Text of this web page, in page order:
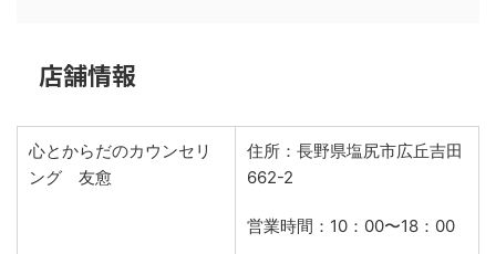
店舗情報
心とからだのカウンセリ
ング 友愈
住所：長野県塩尻市広丘吉田
662-2
営業時間：10：00〜18：00